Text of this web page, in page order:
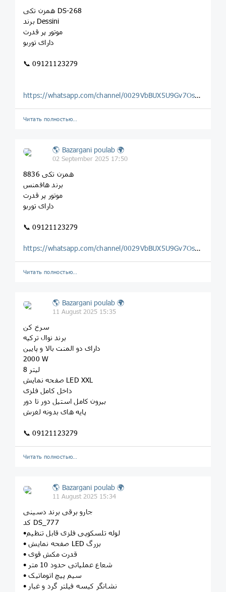
همزن تکی DS-268
برند Dessini
موتور پر قدرت
دارای توربو
📞 09121123279
https://whatsapp.com/channel/0029VbBUX5U9Gv7OsLwF2o0H
Читать полностью…
🌎 Bazargani poulab 🌍
02 September 2025 17:50
همزن تکی 8836
برند هافمنس
موتور پر قدرت
دارای توربو
📞 09121123279
https://whatsapp.com/channel/0029VbBUX5U9Gv7OsLwF2o0H
Читать полностью…
🌎 Bazargani poulab 🌍
11 August 2025 15:35
سرخ کن
برند نوال ترکیه
دارای دو المنت بالا و پایین
2000 W
8 لیتر
صفحه نمایش LED XXL
داخل کامل فلزی
بیرون کامل استیل دور تا دور
پایه های بدونه لغزش
📞 09121123279
Читать полностью…
🌎 Bazargani poulab 🌍
11 August 2025 15:34
جارو برقی برند دسینی
کد DS_777
•لوله تلسکوپی فلزی قابل تنظیم
• صفحه نمایش LED بزرگ
• قدرت مکش قوی
• شعاع عملیاتی حدود 10 متر
• سیم پیچ اتوماتیک
• نشانگر کیسه فیلتر گرد و غبار